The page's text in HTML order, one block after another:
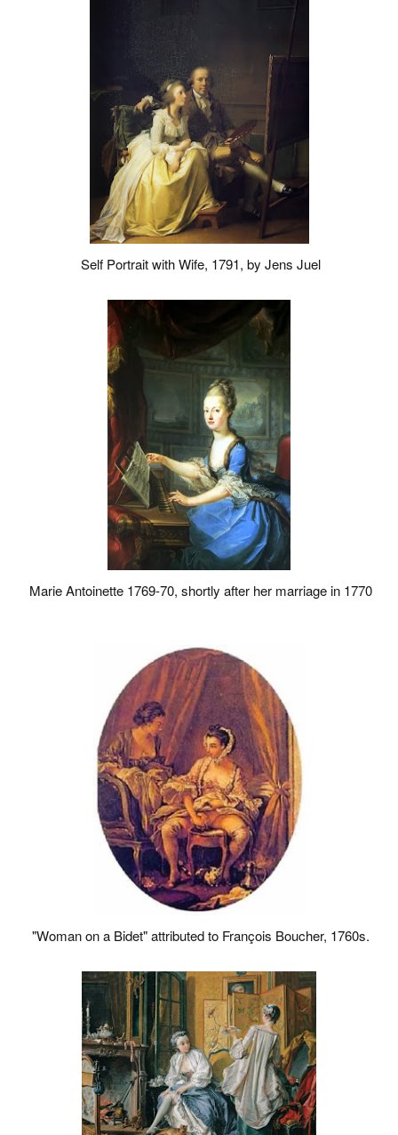
Self Portrait with Wife, 1791, by Jens Juel
Marie Antoinette 1769-70, shortly after her marriage in 1770
"Woman on a Bidet" attributed to François Boucher, 1760s.